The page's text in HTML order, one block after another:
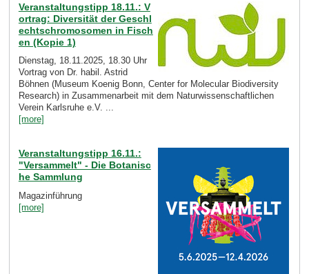
Veranstaltungstipp 18.11.: V
ortrag: Diversität der Geschl
echtschromosomen in Fisch
en (Kopie 1)
Dienstag, 18.11.2025, 18.30 Uhr
Vortrag von Dr. habil. Astrid
Böhnen (Museum Koenig Bonn, Center for Molecular Biodiversity
Research) in Zusammenarbeit mit dem Naturwissenschaftlichen
Verein Karlsruhe e.V. ...
[more]
Veranstaltungstipp 16.11.:
"Versammelt" - Die Botanisc
he Sammlung
Magazinführung
[more]